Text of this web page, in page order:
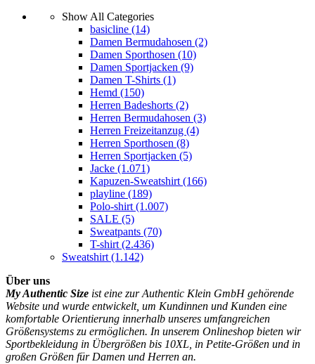
Show All Categories
basicline (14)
Damen Bermudahosen (2)
Damen Sporthosen (10)
Damen Sportjacken (9)
Damen T-Shirts (1)
Hemd (150)
Herren Badeshorts (2)
Herren Bermudahosen (3)
Herren Freizeitanzug (4)
Herren Sporthosen (8)
Herren Sportjacken (5)
Jacke (1.071)
Kapuzen-Sweatshirt(166)
playline (189)
Polo-shirt(1.007)
SALE (5)
Sweatpants (70)
T-shirt(2.436)
Sweatshirt(1.142)
Über uns
My Authentic Size ist eine zur Authentic Klein GmbH gehörende
Website und wurde entwickelt, um Kundinnen und Kunden eine
komfortable Orientierung innerhalb unseres umfangreichen
Größensystems zu ermöglichen. In unserem Onlineshop bieten wir
Sportbekleidung in Übergrößen bis 10XL, in Petite-Größen und in
großen Größen für Damen und Herren an.